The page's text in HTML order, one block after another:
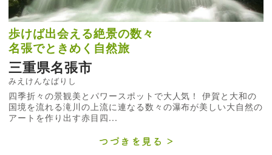
歩けば出会える絶景の数々
名張でときめく自然旅
三重県名張市
みえけんなばりし
四季折々の景観美とパワースポットで大人気！ 伊賀と大和の
国境を流れる滝川の上流に連なる数々の瀑布が美しい大自然の
アートを作り出す赤目四...
つづきを見る